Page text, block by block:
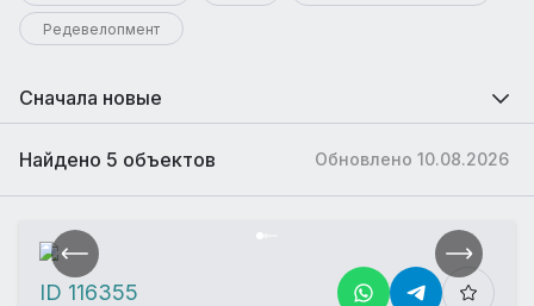
Редевелопмент
Сначала новые
Обновлено 10.08.2026
Найдено 5 объектов
ID 116355